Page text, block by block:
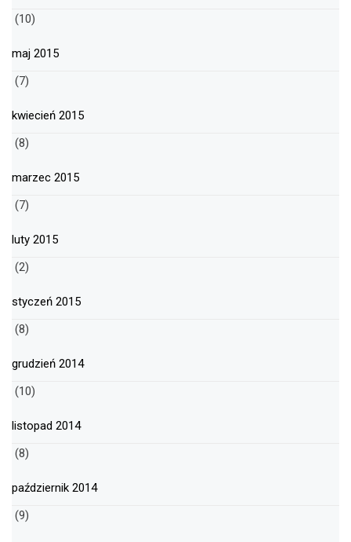
(10)
maj 2015
(7)
kwiecień 2015
(8)
marzec 2015
(7)
luty 2015
(2)
styczeń 2015
(8)
grudzień 2014
(10)
listopad 2014
(8)
październik 2014
(9)